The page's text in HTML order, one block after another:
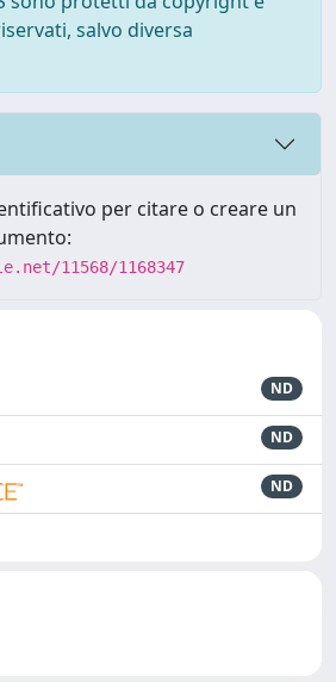
salvo diversa
per citare o creare un
11568/1168347
ND
ND
ND